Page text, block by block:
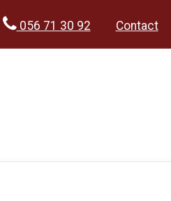
056 71 30 92 Contact